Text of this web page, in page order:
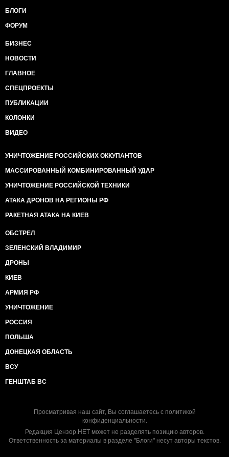
БЛОГИ
ФОРУМ
БИЗНЕС
НОВОСТИ
ГЛАВНОЕ
СПЕЦПРОЕКТЫ
ПУБЛИКАЦИИ
КОЛОНКИ
ВИДЕО
УНИЧТОЖЕНИЕ РОССИЙСКИХ ОККУПАНТОВ
МАССИРОВАННЫЙ КОМБИНИРОВАННЫЙ УДАР
УНИЧТОЖЕНИЕ РОССИЙСКОЙ ТЕХНИКИ
АТАКА ДРОНОВ НА РЕГИОНЫ РФ
РАКЕТНАЯ АТАКА НА КИЕВ
ОБСТРЕЛ
ЗЕЛЕНСКИЙ ВЛАДИМИР
ДРОНЫ
КИЕВ
АРМИЯ РФ
УНИЧТОЖЕНИЕ
РОССИЯ
ПОЛЬША
ДОНЕЦКАЯ ОБЛАСТЬ
ВСУ
ГЕНШТАБ ВС
Просматривая наш сайт, Вы соглашаетесь с политикой
конфиденциальности.
Редакция Цензор.НЕТ может не разделять позицию авторов.
Ответственность за материалы в разделе "Блоги" несут авторы текстов.